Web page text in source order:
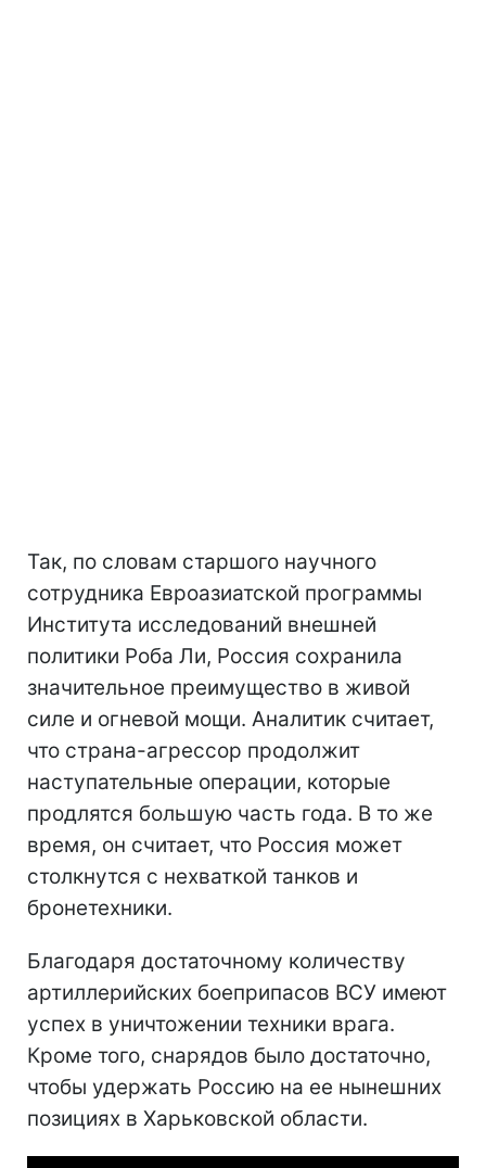
Так, по словам старшого научного
сотрудника Евроазиатской программы
Института исследований внешней
политики Роба Ли, Россия сохранила
значительное преимущество в живой
силе и огневой мощи. Аналитик считает,
что страна-агрессор продолжит
наступательные операции, которые
продлятся большую часть года. В то же
время, он считает, что Россия может
столкнутся с нехваткой танков и
бронетехники.
Благодаря достаточному количеству
артиллерийских боеприпасов ВСУ имеют
успех в уничтожении техники врага.
Кроме того, снарядов было достаточно,
чтобы удержать Россию на ее нынешних
позициях в Харьковской области.